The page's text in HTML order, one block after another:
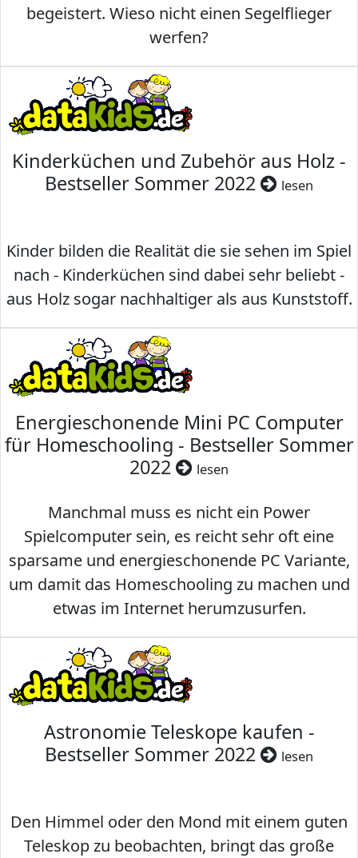
begeistert. Wieso nicht einen Segelflieger
werfen?
Kinderküchen und Zubehör aus Holz -
Bestseller Sommer 2022
lesen
Kinder bilden die Realität die sie sehen im Spiel
nach - Kinderküchen sind dabei sehr beliebt -
aus Holz sogar nachhaltiger als aus Kunststoff.
Energieschonende Mini PC Computer
für Homeschooling - Bestseller Sommer
2022
lesen
Manchmal muss es nicht ein Power
Spielcomputer sein, es reicht sehr oft eine
sparsame und energieschonende PC Variante,
um damit das Homeschooling zu machen und
etwas im Internet herumzusurfen.
Astronomie Teleskope kaufen -
Bestseller Sommer 2022
lesen
Den Himmel oder den Mond mit einem guten
Teleskop zu beobachten, bringt das große